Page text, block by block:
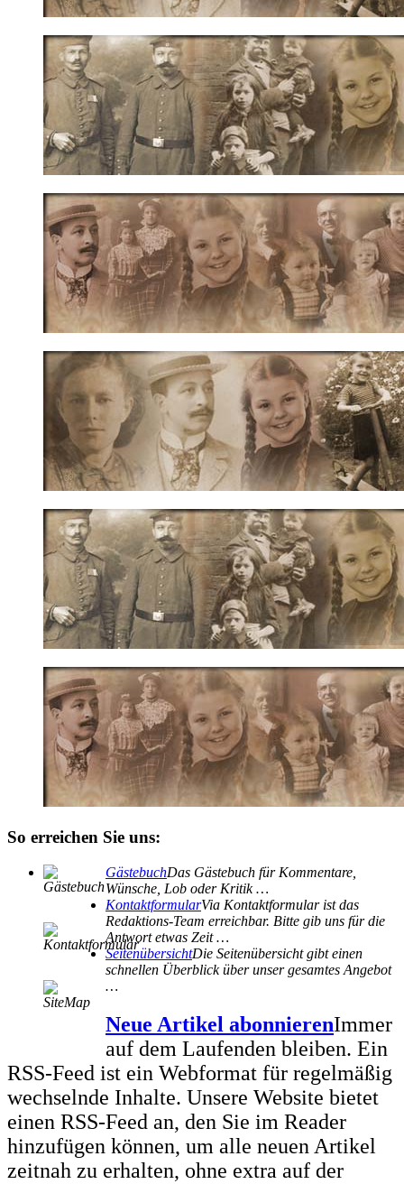
So erreichen Sie uns:
GästebuchDas Gästebuch für Kommentare,
Wünsche, Lob oder Kritik …
KontaktformularVia Kontaktformular ist das
Redaktions-Team erreichbar. Bitte gib uns für die
Antwort etwas Zeit …
SeitenübersichtDie Seitenübersicht gibt einen
schnellen Überblick über unser gesamtes Angebot
…
Neue Artikel abonnierenImmer
auf dem Laufenden bleiben. Ein
RSS-Feed ist ein Webformat für regelmäßig
wechselnde Inhalte. Unsere Website bietet
einen RSS-Feed an, den Sie im Reader
hinzufügen können, um alle neuen Artikel
zeitnah zu erhalten, ohne extra auf der